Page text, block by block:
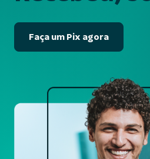
Faça um Pix agora